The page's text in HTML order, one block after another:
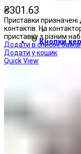
Кнопки
₴301.63
Приставки призначені
контактів. На
приставку з різним
Додати в список
Додати у кошик
Quick View